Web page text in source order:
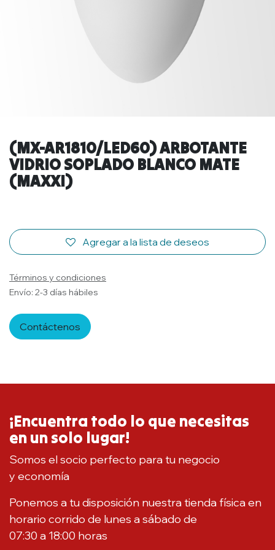
(MX-AR1810/LED60) ARBOTANTE
VIDRIO SOPLADO BLANCO MATE
(MAXXI)
Agregar a la lista de deseos
Términos y condiciones
Envío: 2-3 días hábiles
Contáctenos
¡Encuentra todo lo que necesitas
en un solo lugar!
Somos el socio perfecto para tu negocio
y economía
Ponemos a tu disposición nuestra tienda física en
horario corrido de lunes a sábado de
07:30 a 18:00 horas